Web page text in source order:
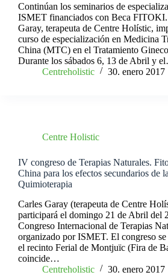
Continúan los seminarios de
ISMET financiados con Beca FITOKI.
Garay, terapeuta de Centre Holístic,
curso de especialización en Medicina
China (MTC) en el Tratamiento
Durante los sábados 6, 13 de Abril y
Centreholistic
30. enero 2017
Centre Holistic
IV congreso de Terapias Naturales.
China para los efectos secundarios de la
Quimioterapia
Carles Garay (terapeuta de Centre
participará el domingo 21 de Abril del
Congreso Internacional de Terapias
organizado por ISMET. El congreso se
el recinto Ferial de Montjuïc (Fira de
coincide…
Centreholistic
30. enero 2017